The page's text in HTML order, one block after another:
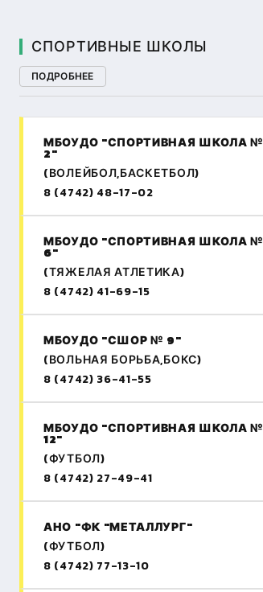
СПОРТИВНЫЕ ШКОЛЫ
ПОДРОБНЕЕ
МБОУДО "СПОРТИВНАЯ ШКОЛА №
2"
(ВОЛЕЙБОЛ,БАСКЕТБОЛ)
8 (4742) 48-17-02
МБОУДО "СПОРТИВНАЯ ШКОЛА №
6"
(ТЯЖЕЛАЯ АТЛЕТИКА)
8 (4742) 41-69-15
МБОУДО "СШОР № 9"
(ВОЛЬНАЯ БОРЬБА,БОКС)
8 (4742) 36-41-55
МБОУДО "СПОРТИВНАЯ ШКОЛА №
12"
(ФУТБОЛ)
8 (4742) 27-49-41
АНО "ФК "МЕТАЛЛУРГ"
(ФУТБОЛ)
8 (4742) 77-13-10